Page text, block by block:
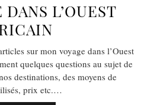
L’OUEST
sur mon voyage dans l’Ouest
quelques questions au sujet de
destinations, des moyens de
prix etc.…